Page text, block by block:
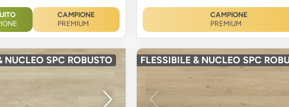
CAMPIONE
PREMIUM
CAMPIONE
PREMIUM
NUCLEO SPC ROBUSTO FLESSIBILE & NUCLEO SPC